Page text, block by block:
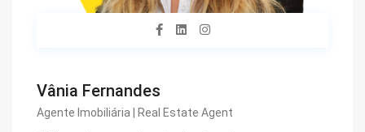
Vânia Fernandes
Agente Imobiliária | Real Estate Agent